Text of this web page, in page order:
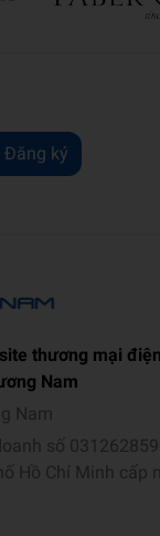
Đăng ký
thương mại
Nam
Nam
số
Hồ Chí Minh cấp